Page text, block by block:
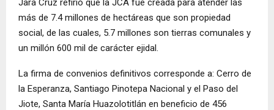
Jara Cruz refirió que la JCA fue creada para atender las
más de 7.4 millones de hectáreas que son propiedad
social, de las cuales, 5.7 millones son tierras comunales y
un millón 600 mil de carácter ejidal.
La firma de convenios definitivos corresponde a: Cerro de
la Esperanza, Santiago Pinotepa Nacional y el Paso del
Jiote, Santa María Huazolotitlán en beneficio de 456